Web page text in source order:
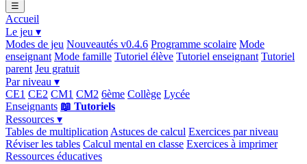
☰
Accueil
Le jeu ▾
Modes de jeu Nouveautés v0.4.6 Programme scolaire Mode
enseignant Mode famille Tutoriel élève Tutoriel enseignant Tutoriel
parent Jeu gratuit
Par niveau ▾
CE1 CE2 CM1 CM2 6ème Collège Lycée
Enseignants 📖 Tutoriels
Ressources ▾
Tables de multiplication Astuces de calcul Exercices par niveau
Réviser les tables Calcul mental en classe Exercices à imprimer
Ressources éducatives